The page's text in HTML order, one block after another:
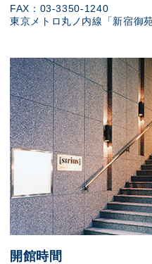
FAX：03-3350-1240
東京メトロ丸ノ内線「新宿御
開館時間